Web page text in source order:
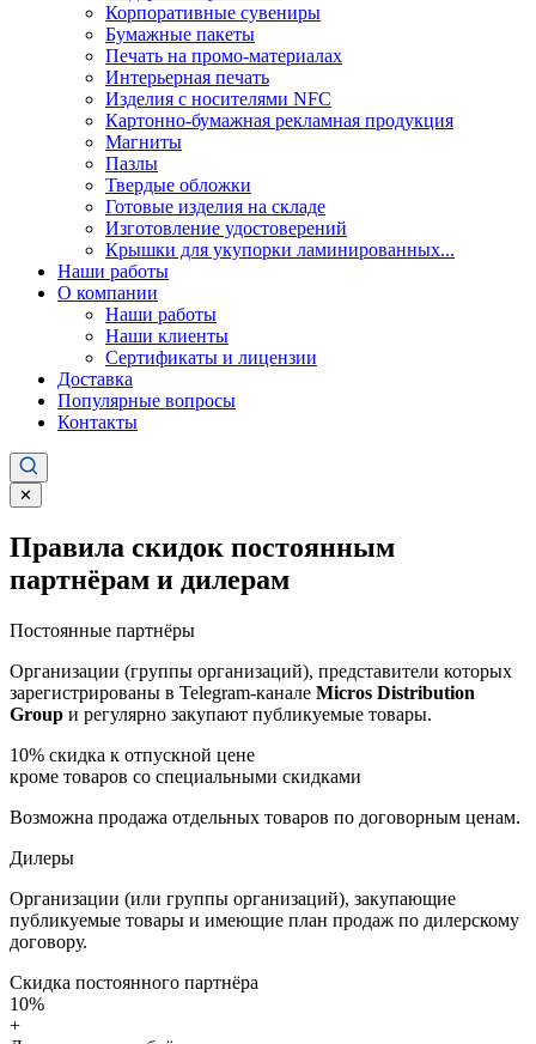
Корпоративные сувениры
Бумажные пакеты
Печать на промо-материалах
Интерьерная печать
Изделия с носителями NFC
Картонно-бумажная рекламная продукция
Магниты
Пазлы
Твердые обложки
Готовые изделия на складе
Изготовление удостоверений
Крышки для укупорки ламинированных...
Наши работы
О компании
Наши работы
Наши клиенты
Сертификаты и лицензии
Доставка
Популярные вопросы
Контакты
✕
Правила скидок постоянным
партнёрам и дилерам
Постоянные партнёры
Организации (группы организаций), представители которых
зарегистрированы в Telegram-канале Micros Distribution
Group и регулярно закупают публикуемые товары.
10% скидка к отпускной цене
кроме товаров со специальными скидками
Возможна продажа отдельных товаров по договорным ценам.
Дилеры
Организации (или группы организаций), закупающие
публикуемые товары и имеющие план продаж по дилерскому
договору.
Скидка постоянного партнёра
10%
+